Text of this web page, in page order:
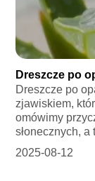
Dreszcze po
Dreszcze po
zjawiskiem,
omówimy
słonecznych, a
2025-08-12